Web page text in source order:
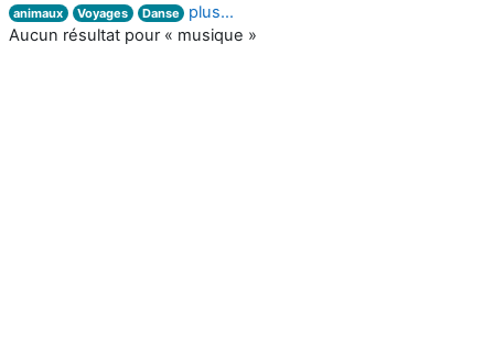
animaux
Voyages Danse
plus…
Aucun résultat pour « musique »